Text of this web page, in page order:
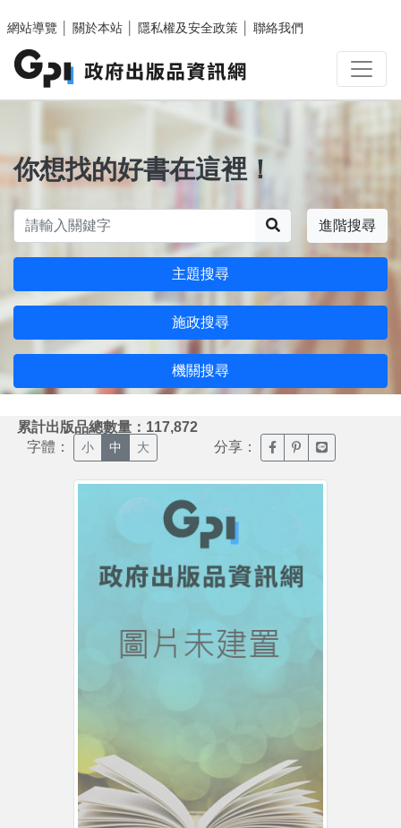
網站導覽
關於本站 隱私權及安全政策 聯絡我們
你想找的好書在這裡！
進階搜尋
主題搜尋
施政搜尋
機關搜尋
累計出版品總數量：117,872
字體： 小 中 大 分享： 臉書分享(另開新視窗)
噗浪分享(另開新
Line分享(另